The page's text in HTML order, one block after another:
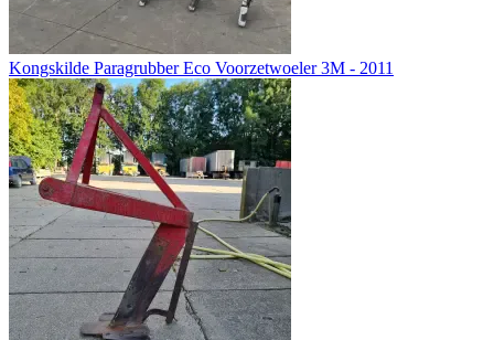
Kongskilde Paragrubber Eco Voorzetwoeler 3M - 2011